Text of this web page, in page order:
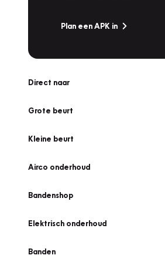
Plan een APK in
Direct naar
Grote beurt
Kleine beurt
Airco onderhoud
Bandenshop
Elektrisch onderhoud
Banden